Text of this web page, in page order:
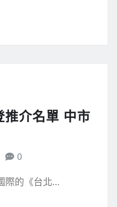
推介名單 中市
0
際的《台北…